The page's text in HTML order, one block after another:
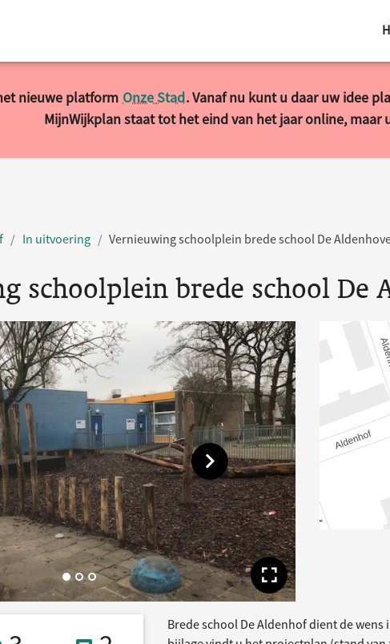
nieuwe platform Onze Stad. Vanaf nu kunt u daar uw idee
MijnWijkplan staat tot het eind van het jaar online, maar
In uitvoering Vernieuwing schoolplein brede school De
schoolplein brede school De
afbeelding Toon volgende afbeelding
Toon
Brede school De Aldenhof dient de